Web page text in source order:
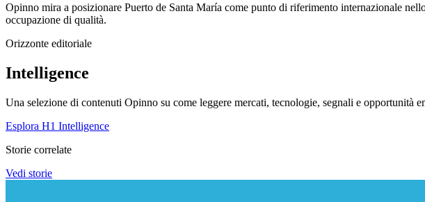
Opinno mira a posizionare Puerto de Santa María come punto di riferimento internazionale
occupazione di qualità.
Orizzonte editoriale
Intelligence
Una selezione di contenuti Opinno su come leggere mercati, tecnologie, segnali e opportunità
Esplora H1 Intelligence
Storie correlate
Vedi storie